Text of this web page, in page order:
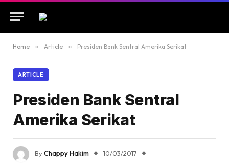
Home » Article » Presiden Bank Sentral Amerika Serikat
ARTICLE
Presiden Bank Sentral
Amerika Serikat
ByChappy Hakim
10/03/2017